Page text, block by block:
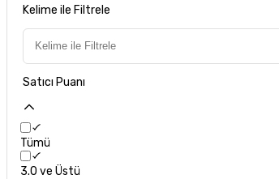
Kelime ile Filtrele
Satıcı Puanı
Tümü
3.0 ve Üstü